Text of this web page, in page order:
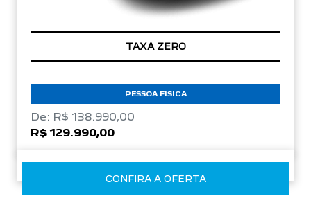
TAXA ZERO
PESSOA FÍSICA
De: R$ 138.990,00
R$ 129.990,00
CONFIRA A OFERTA